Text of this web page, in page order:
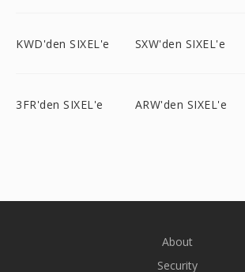
KWD'den SIXEL'e SXW'den SIXEL'e
3FR'den SIXEL'e ARW'den SIXEL'e
About
Security